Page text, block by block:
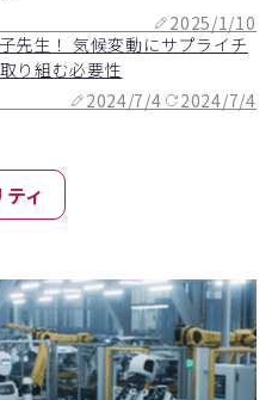
2025/1/10
先生！ 気候変動にサプライチ
り組む必要性
2024/7/4
2024/7/4
ィ